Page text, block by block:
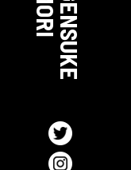
GENSUKE
MORI